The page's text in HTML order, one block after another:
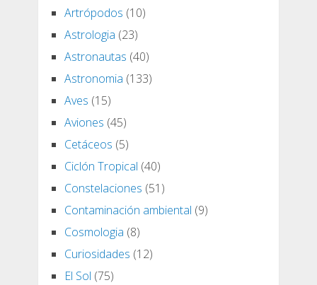
Artrópodos (10)
Astrologia (23)
Astronautas (40)
Astronomia (133)
Aves (15)
Aviones (45)
Cetáceos (5)
Ciclón Tropical (40)
Constelaciones (51)
Contaminación ambiental (9)
Cosmologia (8)
Curiosidades (12)
El Sol (75)